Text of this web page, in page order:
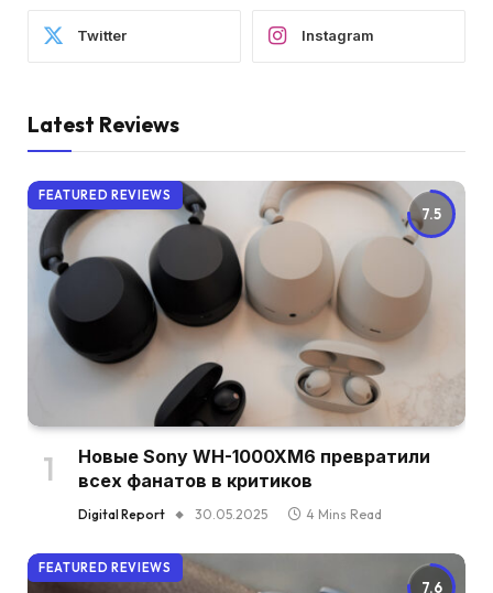
Twitter Instagram
Latest Reviews
7.5
FEATURED REVIEWS
Новые Sony WH-1000XM6 превратили
всех фанатов в критиков
Digital Report 30.05.2025 4 Mins Read
7.6
FEATURED REVIEWS